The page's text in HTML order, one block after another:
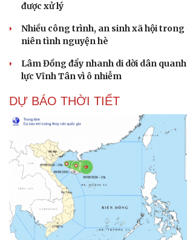
check-in
được xử lý
Nhiều công trình, an sinh xã hội trong
niên tình nguyện hè
Lâm Đồng đẩy nhanh di dời dân
lực Vĩnh Tân vì ô nhiễm
DỰ BÁO THỜI TIẾT